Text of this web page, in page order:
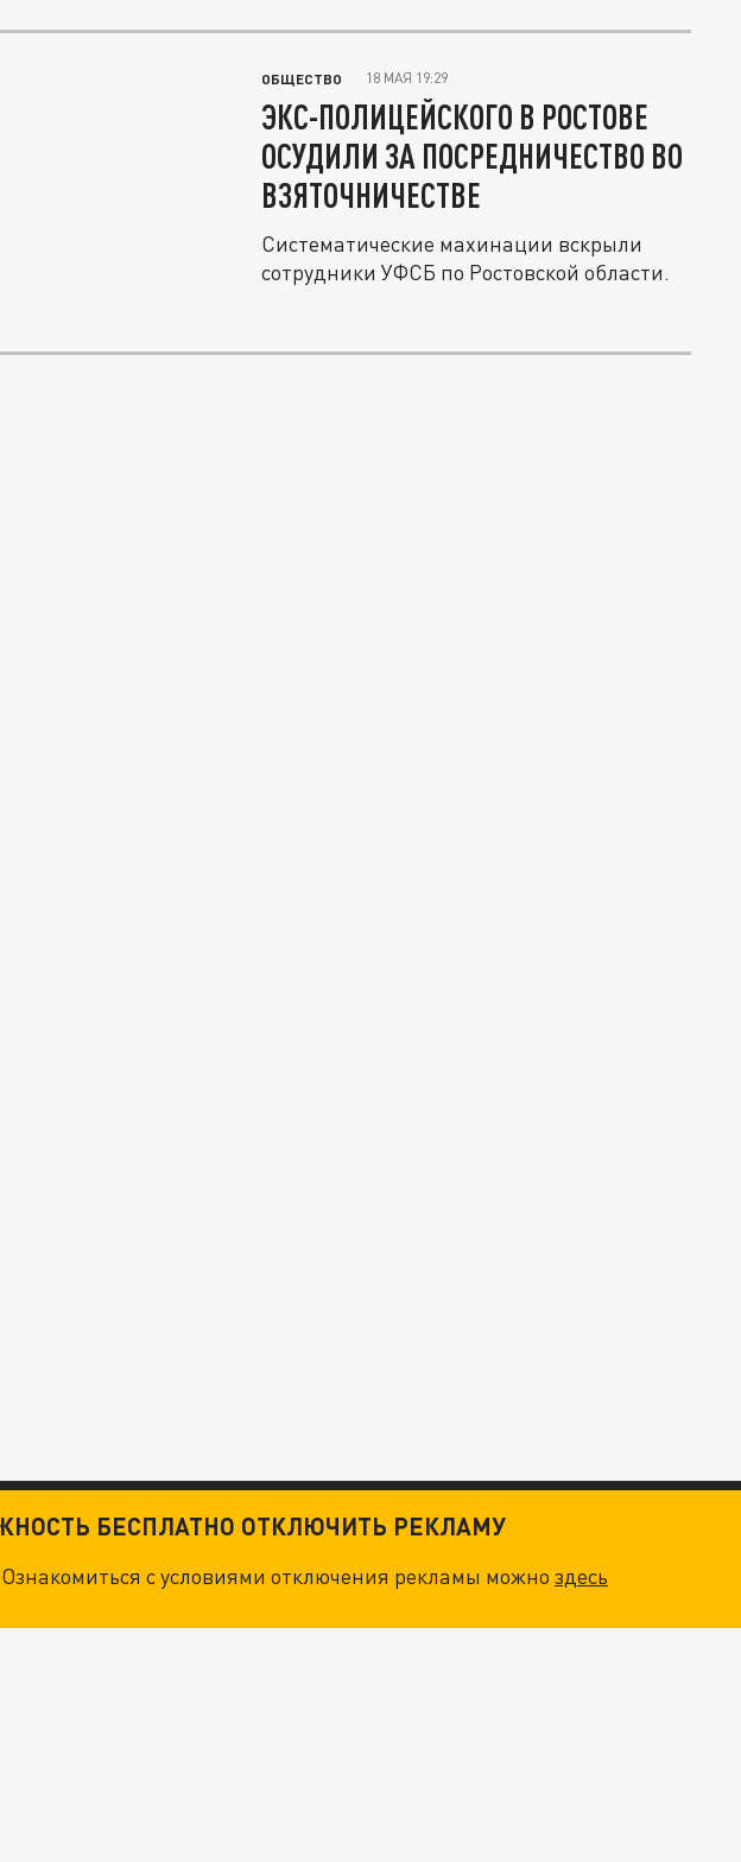
ОБЩЕСТВО 18 МАЯ 19:29
ЭКС-ПОЛИЦЕЙСКОГО В РОСТОВЕ
ОСУДИЛИ ЗА ПОСРЕДНИЧЕСТВО ВО
ВЗЯТОЧНИЧЕСТВЕ
Систематические махинации вскрыли
сотрудники УФСБ по Ростовской области.
БЕСПЛАТНО ОТКЛЮЧИТЬ РЕКЛАМУ
Ознакомиться с условиями отключения рекламы можноздесь